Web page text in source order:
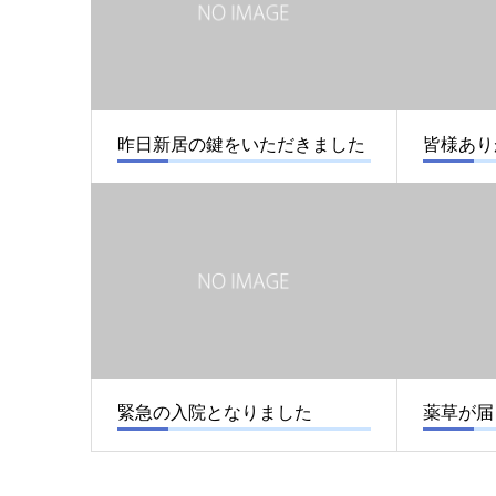
昨日新居の鍵をいただきました 皆様あ
緊急の入院となりました 薬草が